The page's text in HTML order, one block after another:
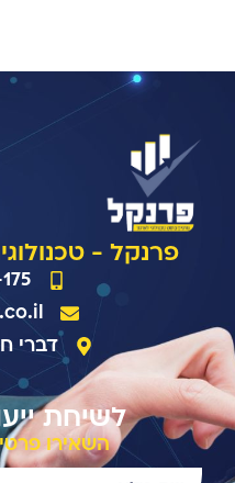
פרנקל -
דברי חיים 19
לשיחת
השאירו